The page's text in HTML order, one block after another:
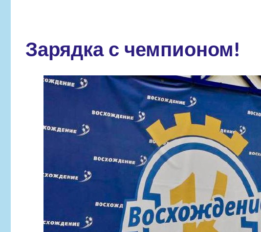
Зарядка с чемпионом!